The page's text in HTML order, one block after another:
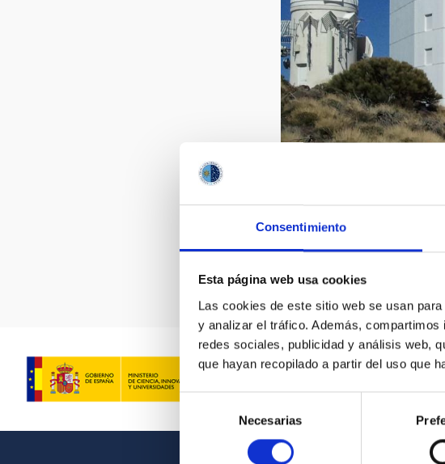
Consentimiento
Esta página web usa cookies
Las cookies de este sitio web se usan
y analizar el tráfico. Además,
redes sociales, publicidad y análisis web,
que hayan recopilado a partir del uso que
Selección
consentimiento
Necesarias
The Law sets
The installation and